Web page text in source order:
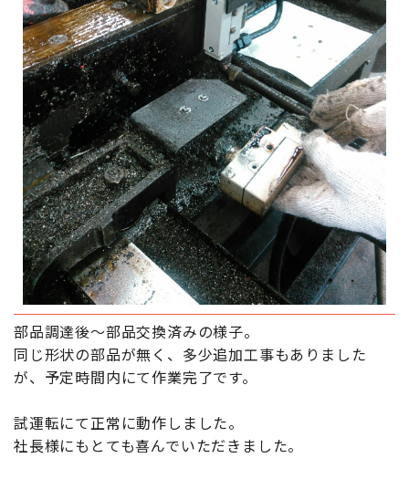
部品調達後～部品交換済みの様子。
同じ形状の部品が無く、多少追加工事もありました
が、予定時間内にて作業完了です。
試運転にて正常に動作しました。
社長様にもとても喜んでいただきました。